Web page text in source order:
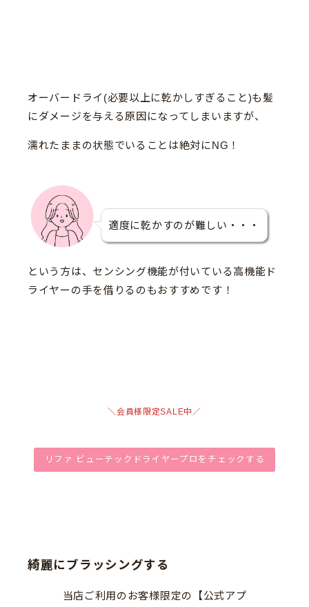
オーバードライ(必要以上に乾かしすぎること)も髪
にダメージを与える原因になってしまいますが、
濡れたままの状態でいることは絶対にNG！
適度に乾かすのが難しい・・・
という方は、センシング機能が付いている高機能ド
ライヤーの手を借りるのもおすすめです！
＼会員様限定SALE中／
リファ ビューテックドライヤープロをチェックする
綺麗にブラッシングする
当店ご利用のお客様限定の【公式アプ